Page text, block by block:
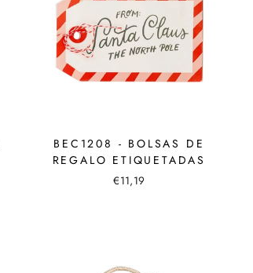
BEC1208 - BOLSAS DE
REGALO ETIQUETADAS
€11,19